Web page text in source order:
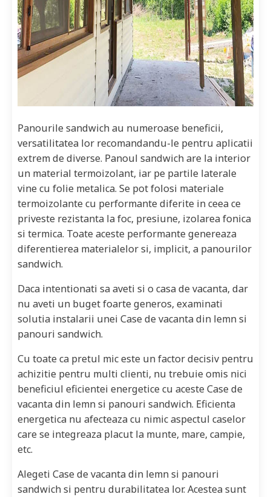
Panourile sandwich au numeroase beneficii,
versatilitatea lor recomandandu-le pentru aplicatii
extrem de diverse. Panoul sandwich are la interior
un material termoizolant, iar pe partile laterale
vine cu folie metalica. Se pot folosi materiale
termoizolante cu performante diferite in ceea ce
priveste rezistanta la foc, presiune, izolarea fonica
si termica. Toate aceste performante genereaza
diferentierea materialelor si, implicit, a panourilor
sandwich.
Daca intentionati sa aveti si o casa de vacanta, dar
nu aveti un buget foarte generos, examinati
solutia instalarii unei Case de vacanta din lemn si
panouri sandwich.
Cu toate ca pretul mic este un factor decisiv pentru
achizitie pentru multi clienti, nu trebuie omis nici
beneficiul eficientei energetice cu aceste Case de
vacanta din lemn si panouri sandwich. Eficienta
energetica nu afecteaza cu nimic aspectul caselor
care se integreaza placut la munte, mare, campie,
etc.
Alegeti Case de vacanta din lemn si panouri
sandwich si pentru durabilitatea lor. Acestea sunt